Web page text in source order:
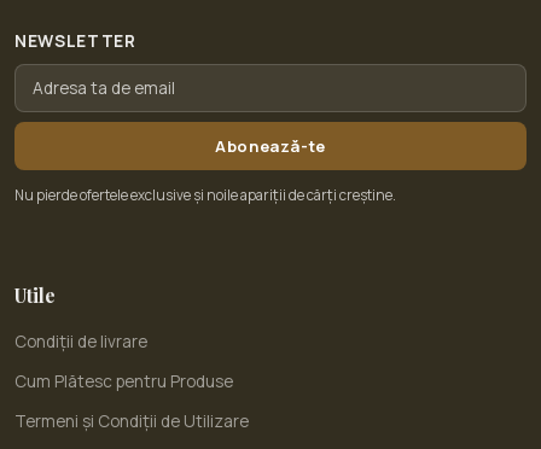
NEWSLETTER
Abonează-te
Nu pierde ofertele exclusive și noile apariții de cărți creștine.
Utile
Condiții de livrare
Cum Plătesc pentru Produse
Termeni și Condiții de Utilizare